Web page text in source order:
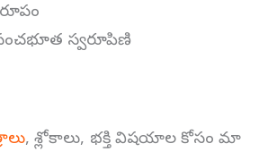
స్వరూపిణి
, శ్లోకాలు, భక్తి విషయాల కోసం మా